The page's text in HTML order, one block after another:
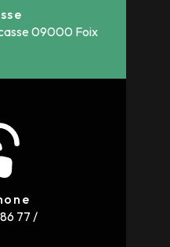
09000 Foix
77 /